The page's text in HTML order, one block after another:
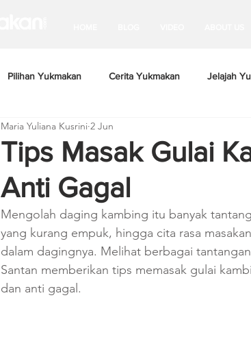
Pilihan Yukmakan Cerita Yukmakan Jelajah
Tips Masak Gulai
Anti Gagal
Maria Yuliana Kusrini 2 Jun
Mengolah daging kambing itu banyak
yang kurang empuk, hingga cita rasa
dalam dagingnya. Melihat berbagai
Santan memberikan tips memasak gulai
dan anti gagal.